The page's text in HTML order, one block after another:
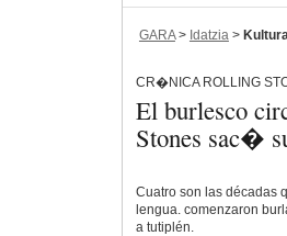
GARA> Idatzia > Kultura
CR�NICA ROLLING
El burlesco
Stones sac�
Cuatro son las décadas
lengua. comenzaron
a tutiplén.